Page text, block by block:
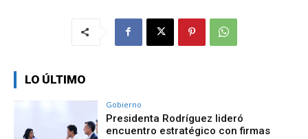
LO ÚLTIMO
Gobierno
Presidenta Rodríguez lideró
encuentro estratégico con firmas